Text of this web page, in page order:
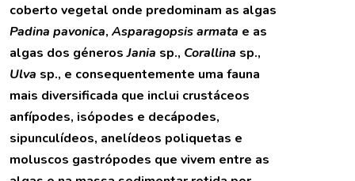
coberto vegetal onde predominam as algas
Padina pavonica, Asparagopsis armata e as
algas dos génerosJania sp., Corallina sp.,
Ulva sp., e consequentemente uma fauna
mais diversificada que inclui crustáceos
anfípodes, isópodes e decápodes,
sipunculídeos, anelídeos poliquetas e
moluscos gastrópodes que vivem entre as